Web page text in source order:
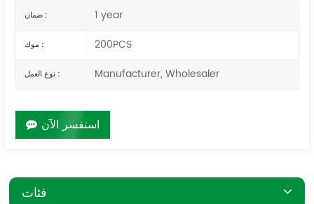
ضمان : 1 year
موك : 200PCS
نوع العمل : Manufacturer, Wholesaler
استفسر الآن
فئات